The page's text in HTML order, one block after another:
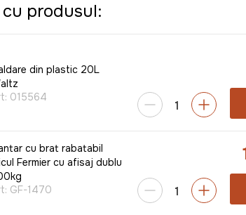
produsul:
din plastic 20L
015564
cu brat rabatabil
Fermier cu afisaj dublu
GF-1470